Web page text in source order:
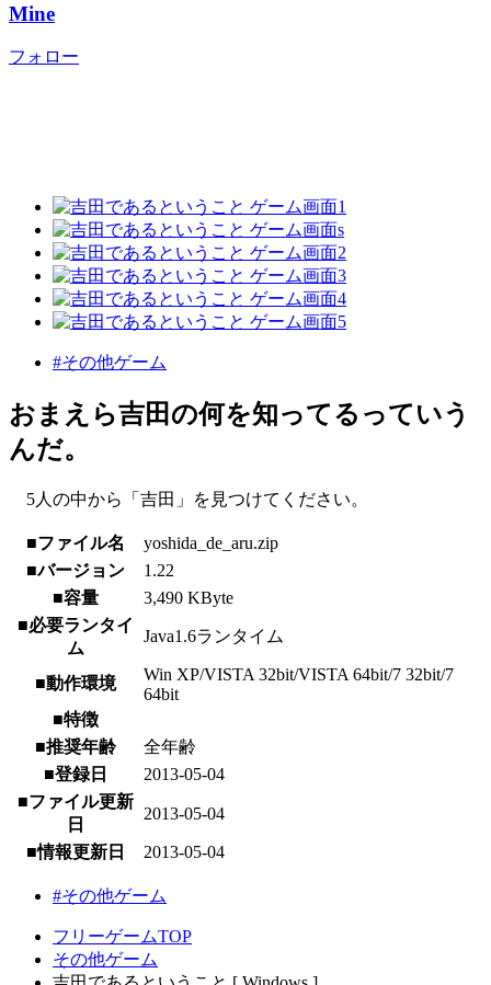
Mine
フォロー
#その他ゲーム
おまえら吉田の何を知ってるっていう
んだ。
5人の中から「吉田」を見つけてください。
■ファイル名
yoshida_de_aru.zip
■バージョン
1.22
■容量
3,490 KByte
■必要ランタイ
ム
Java1.6ランタイム
■動作環境
Win XP/VISTA 32bit/VISTA 64bit/7 32bit/7
64bit
■特徴
■推奨年齢
全年齢
■登録日
2013-05-04
■ファイル更新
日
2013-05-04
■情報更新日 2013-05-04
#その他ゲーム
フリーゲームTOP
その他ゲーム